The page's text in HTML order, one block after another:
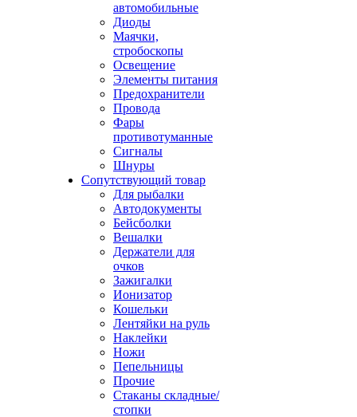
автомобильные
Диоды
Маячки,
стробоскопы
Освещение
Элементы питания
Предохранители
Провода
Фары
противотуманные
Сигналы
Шнуры
Сопутствующий товар
Для рыбалки
Автодокументы
Бейсболки
Вешалки
Держатели для
очков
Зажигалки
Ионизатор
Кошельки
Лентяйки на руль
Наклейки
Ножи
Пепельницы
Прочие
Стаканы складные/
стопки